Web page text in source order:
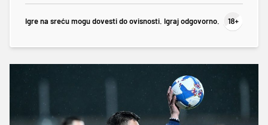
Igre na sreću mogu dovesti do ovisnosti. Igraj odgovorno.